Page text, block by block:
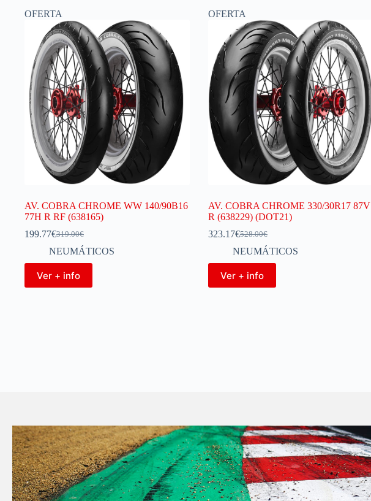
OFERTA
AV. COBRA CHROME WW 140/90B16
77H R RF (638165)
319.00€
199.77€
NEUMÁTICOS
Ver + info
OFERTA
AV. COBRA CHROME 330/30R17 87V
R (638229) (DOT21)
528.00€
323.17€
NEUMÁTICOS
Ver + info